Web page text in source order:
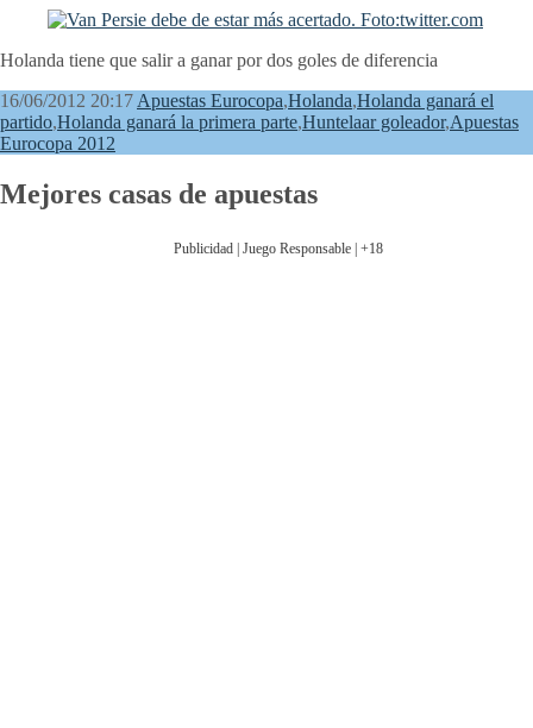
Holanda tiene que salir a ganar por dos goles de diferencia
16/06/2012 20:17 Apuestas Eurocopa,Holanda,Holanda ganará el
partido,Holanda ganará la primera parte,Huntelaar goleador,Apuestas
Eurocopa 2012
Mejores casas de apuestas
Publicidad | Juego Responsable | +18